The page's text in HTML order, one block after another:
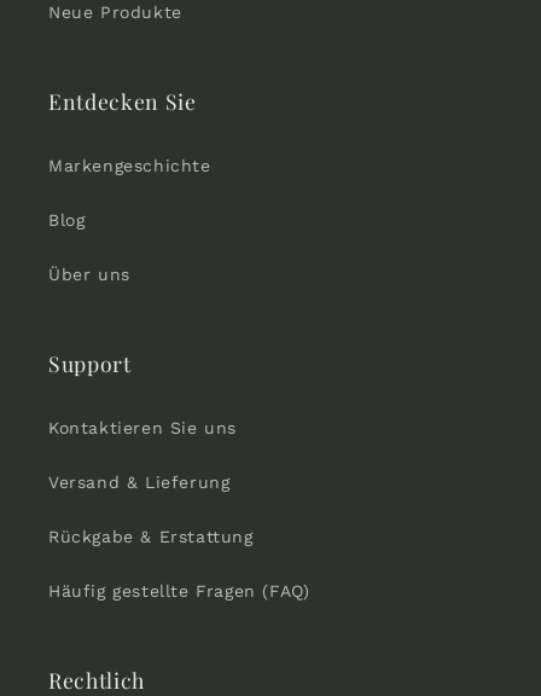
Neue Produkte
Entdecken Sie
Markengeschichte
Blog
Über uns
Support
Kontaktieren Sie uns
Versand & Lieferung
Rückgabe & Erstattung
Häufig gestellte Fragen (FAQ)
Rechtlich